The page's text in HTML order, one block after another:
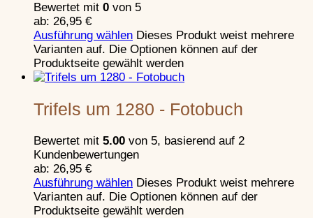
D u r ch die Mauer
Ü b e r die Mauer
U n t e r der Mauer
Der Gegenangriff (Ausfall)
Zerstörungsarten
Schließen
Revolutionierung der Kampfführung
Früher Einsatz von Steinbüchsen
Zeitgenössische Waffen
Schließen
Bewertet mit 0 von 5
ab: 26,95 €
Ausführung wählen Dieses Produkt weist mehrere
Varianten auf. Die Optionen können auf der
Produktseite gewählt werden
Trifels um 1280 - Fotobuch
Bewertet mit 5.00 von 5, basierend auf 2
Kundenbewertungen
ab: 26,95 €
Ausführung wählen Dieses Produkt weist mehrere
Varianten auf. Die Optionen können auf der
Produktseite gewählt werden